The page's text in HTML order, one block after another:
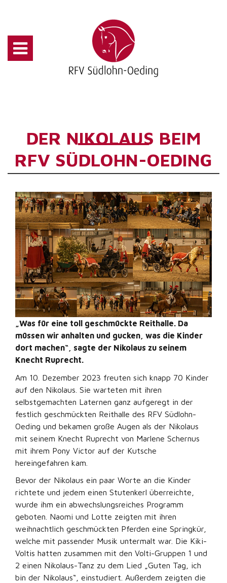
DER NIKOLAUS BEIM
RFV SÜDLOHN-OEDING
„Was für eine toll geschmückte Reithalle. Da
müssen wir anhalten und gucken, was die Kinder
dort machen“, sagte der Nikolaus zu seinem
Knecht Ruprecht.
Am 10. Dezember 2023 freuten sich knapp 70 Kinder
auf den Nikolaus. Sie warteten mit ihren
selbstgemachten Laternen ganz aufgeregt in der
festlich geschmückten Reithalle des RFV Südlohn-
Oeding und bekamen große Augen als der Nikolaus
mit seinem Knecht Ruprecht von Marlene Schernus
mit ihrem Pony Victor auf der Kutsche
hereingefahren kam.
Bevor der Nikolaus ein paar Worte an die Kinder
richtete und jedem einen Stutenkerl überreichte,
wurde ihm ein abwechslungsreiches Programm
geboten. Naomi und Lotte zeigten mit ihren
weihnachtlich geschmückten Pferden eine Springkür,
welche mit passender Musik untermalt war. Die Kiki-
Voltis hatten zusammen mit den Volti-Gruppen 1 und
2 einen Nikolaus-Tanz zu dem Lied „Guten Tag, ich
bin der Nikolaus“, einstudiert. Außerdem zeigten die